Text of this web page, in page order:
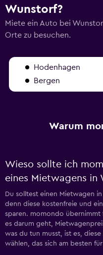
Wunstorf?
Miete ein Auto bei
Orte zu besuchen.
Hodenhagen
Bergen
Warum
Wieso sollte ich
eines Mietwagens in
Du solltest einen Mietwagen
denn diese kostenfreie und
sparen. momondo
es darum geht,
was du tun musst, ist es,
wählen, das sich am besten